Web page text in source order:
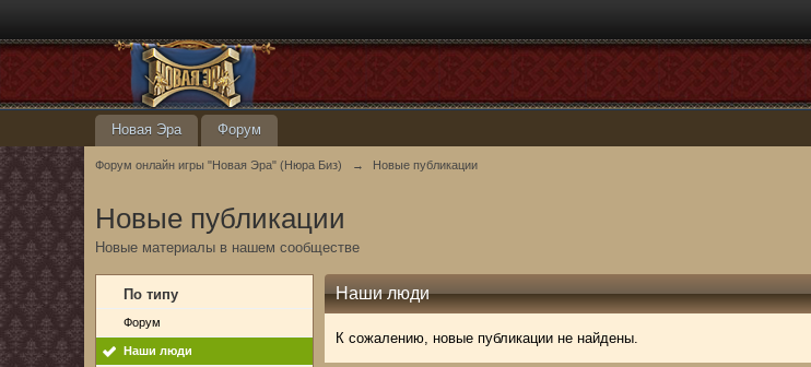
Новая Эра Форум
Форум онлайн игры "Новая Эра" (Нюра Биз) → Новые публикации
Новые публикации
Новые материалы в нашем сообществе
По типу
Форум
Наши люди
Наши люди
К сожалению, новые публикации не найдены.